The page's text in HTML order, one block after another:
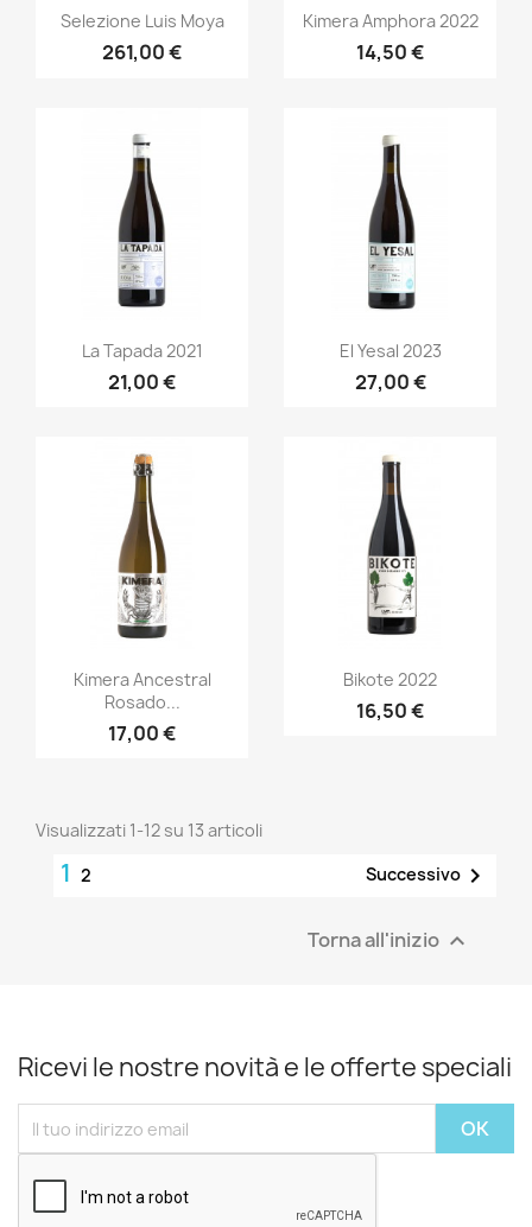
Anteprima
Selezione Luis Moya
261,00 €
Anteprima
Kimera Amphora 2022
14,50 €
Anteprima
La Tapada 2021
21,00 €
Anteprima
El Yesal 2023
27,00 €
Anteprima
Kimera Ancestral
Rosado...
17,00 €
Anteprima
Bikote 2022
16,50 €
Visualizzati 1-12 su 13 articoli
1 2 Successivo 
Torna all'inizio 
Ricevi le nostre novità e le offerte speciali